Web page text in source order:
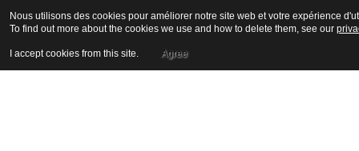
Nous utilisons des cookies pour améliorer notre site web et votre expérience
To find out more about the cookies we use and how to delete them, see our
I accept cookies from this site. Agree